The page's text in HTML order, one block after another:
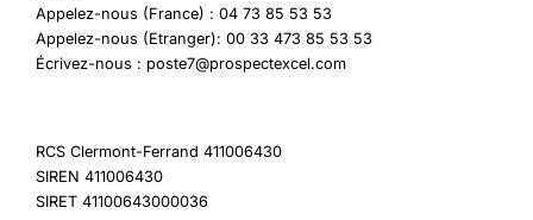
Appelez-nous (France) : 04 73 85 53 53
Appelez-nous (Etranger): 00 33 473 85 53 53
Écrivez-nous : poste7@prospectexcel.com
RCS Clermont-Ferrand 411006430
SIREN 411006430
SIRET 41100643000036